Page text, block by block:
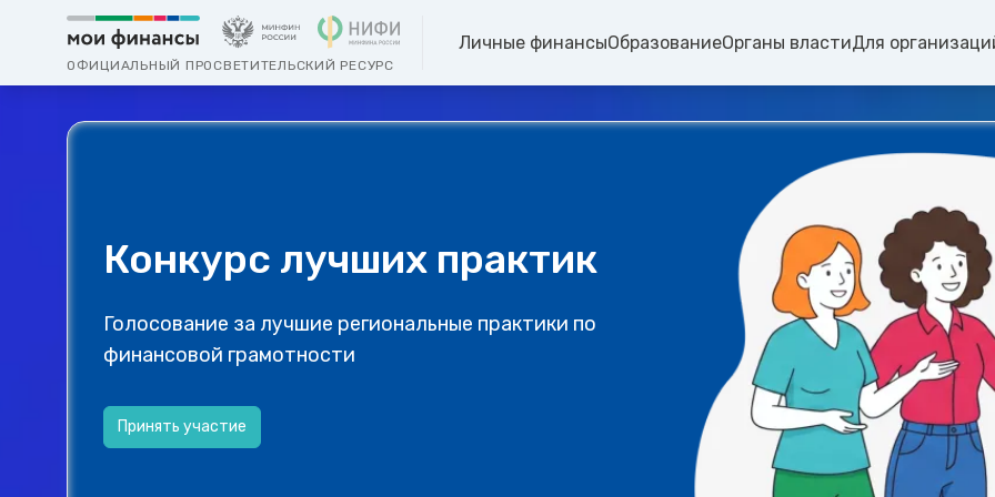
ОФИЦИАЛЬНЫЙ ПРОСВЕТИТЕЛЬСКИЙ РЕСУРС
Личные финансыОбразованиеОрганы властиДля
Конкурс лучших практик
Голосование за лучшие региональные практики по
финансовой грамотности
Принять участие